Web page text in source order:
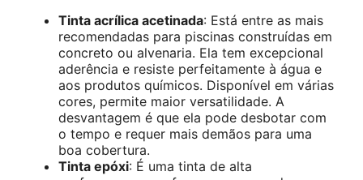
Tinta acrílica acetinada: Está entre as mais
recomendadas para piscinas construídas em
concreto ou alvenaria. Ela tem excepcional
aderência e resiste perfeitamente à água e
aos produtos químicos. Disponível em várias
cores, permite maior versatilidade. A
desvantagem é que ela pode desbotar com
o tempo e requer mais demãos para uma
boa cobertura.
Tinta epóxi: É uma tinta de alta